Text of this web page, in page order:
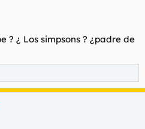
? ¿ Los simpsons ? ¿padre de